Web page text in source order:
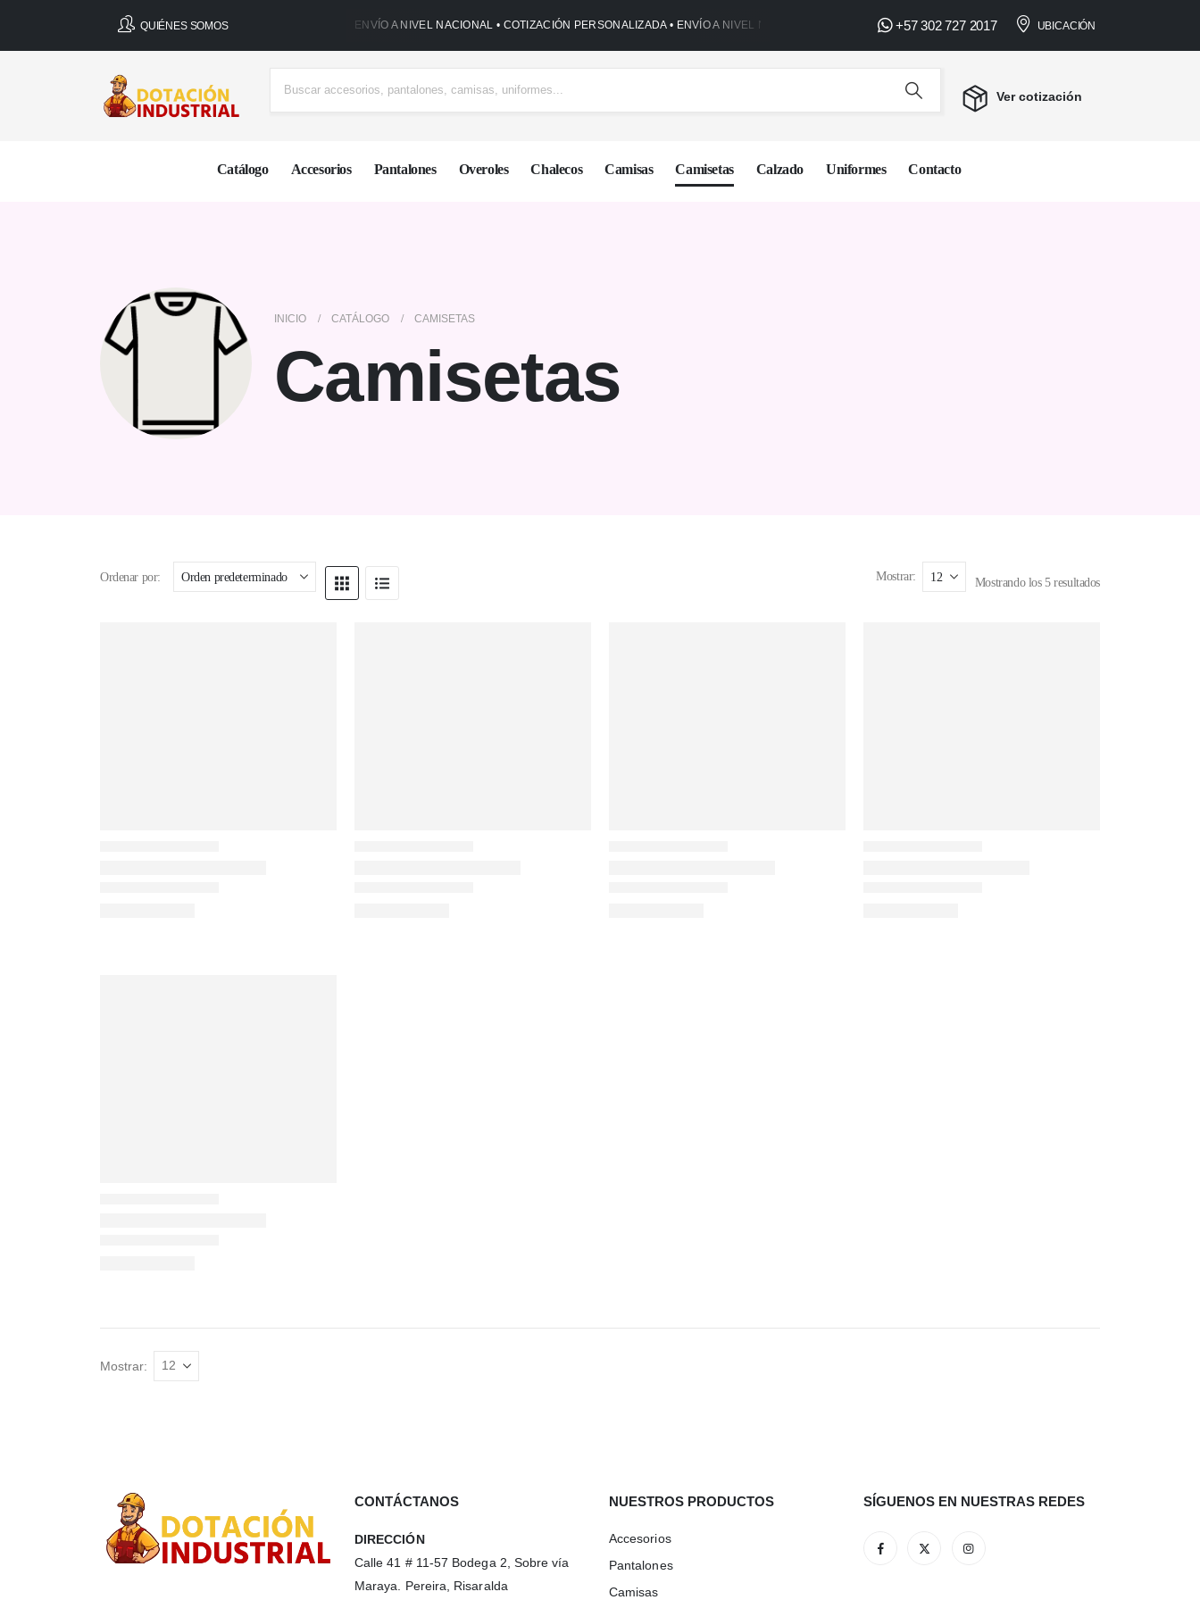
QUIÉNES SOMOS ENVÍO A NIVEL NACIONAL • COTIZACIÓN PERSONALIZADA • ENVÍO A NIVEL NACIONAL • COTIZACIÓN PERSONALIZADA •
+57 302 727 2017 UBICACIÓN
Ver cotización
Catálogo Accesorios Pantalones Overoles Chalecos Camisas Camisetas Calzado Uniformes Contacto
INICIO CATÁLOGO CAMISETAS
Camisetas
Ordenar por: Mostrar: Mostrando los 5 resultados
Mostrar:
CONTÁCTANOS
DIRECCIÓN
Calle 41 # 11-57 Bodega 2, Sobre vía
Maraya. Pereira, Risaralda
NUESTROS PRODUCTOS
Accesorios
Pantalones
Camisas
SÍGUENOS EN NUESTRAS REDES